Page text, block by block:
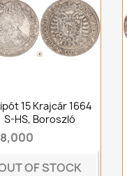
15 Krajcár 1664
S-HS, Boroszló
OF STOCK